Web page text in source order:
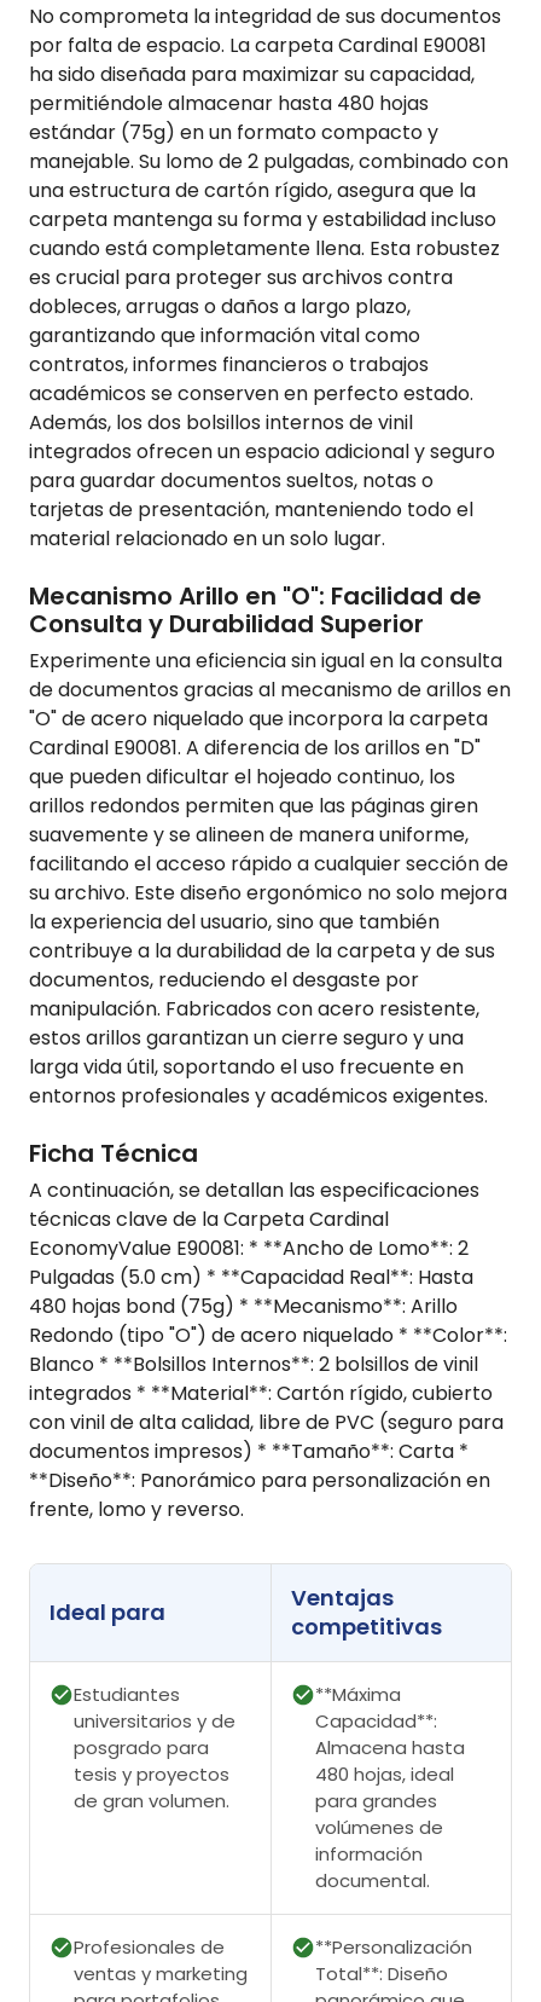
No comprometa la integridad de sus documentos
por falta de espacio. La carpeta Cardinal E90081
ha sido diseñada para maximizar su capacidad,
permitiéndole almacenar hasta 480 hojas
estándar (75g) en un formato compacto y
manejable. Su lomo de 2 pulgadas, combinado con
una estructura de cartón rígido, asegura que la
carpeta mantenga su forma y estabilidad incluso
cuando está completamente llena. Esta robustez
es crucial para proteger sus archivos contra
dobleces, arrugas o daños a largo plazo,
garantizando que información vital como
contratos, informes financieros o trabajos
académicos se conserven en perfecto estado.
Además, los dos bolsillos internos de vinil
integrados ofrecen un espacio adicional y seguro
para guardar documentos sueltos, notas o
tarjetas de presentación, manteniendo todo el
material relacionado en un solo lugar.
Mecanismo Arillo en "O": Facilidad de
Consulta y Durabilidad Superior
Experimente una eficiencia sin igual en la consulta
de documentos gracias al mecanismo de arillos en
"O" de acero niquelado que incorpora la carpeta
Cardinal E90081. A diferencia de los arillos en "D"
que pueden dificultar el hojeado continuo, los
arillos redondos permiten que las páginas giren
suavemente y se alineen de manera uniforme,
facilitando el acceso rápido a cualquier sección de
su archivo. Este diseño ergonómico no solo mejora
la experiencia del usuario, sino que también
contribuye a la durabilidad de la carpeta y de sus
documentos, reduciendo el desgaste por
manipulación. Fabricados con acero resistente,
estos arillos garantizan un cierre seguro y una
larga vida útil, soportando el uso frecuente en
entornos profesionales y académicos exigentes.
Ficha Técnica
A continuación, se detallan las especificaciones
técnicas clave de la Carpeta Cardinal
EconomyValue E90081: * **Ancho de Lomo**: 2
Pulgadas (5.0 cm) * **Capacidad Real**: Hasta
480 hojas bond (75g) * **Mecanismo**: Arillo
Redondo (tipo "O") de acero niquelado * **Color**:
Blanco * **Bolsillos Internos**: 2 bolsillos de vinil
integrados * **Material**: Cartón rígido, cubierto
con vinil de alta calidad, libre de PVC (seguro para
documentos impresos) * **Tamaño**: Carta *
**Diseño**: Panorámico para personalización en
frente, lomo y reverso.
Ideal para
Ventajas
competitivas
Estudiantes
universitarios y de
posgrado para
tesis y proyectos
de gran volumen.
**Máxima
Capacidad**:
Almacena hasta
480 hojas, ideal
para grandes
volúmenes de
información
documental.
Profesionales de
ventas y marketing
**Personalización
Total**: Diseño